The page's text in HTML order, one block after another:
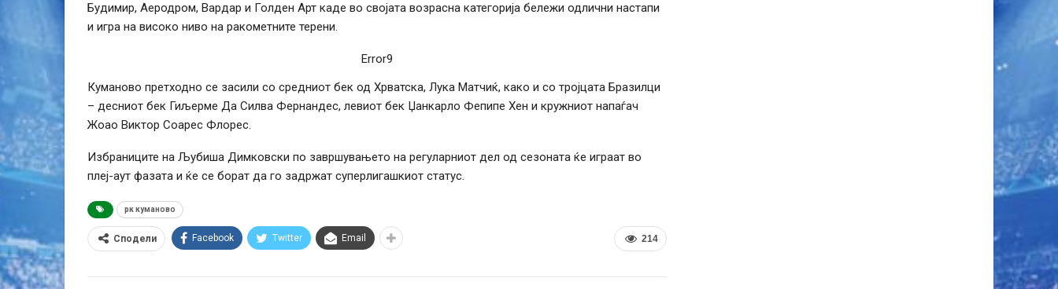
Будимир, Аеродром, Вардар и Голден Арт каде во својата возрасна категорија бележи одлични настапи
и игра на високо ниво на ракометните терени.
Error9
Куманово претходно се засили со средниот бек од Хрватска, Лука Матчиќ, како и со тројцата Бразилци
– десниот бек Гиљерме Да Силва Фернандес, левиот бек Џанкарло Фепипе Хен и кружниот напаѓач
Жоао Виктор Соарес Флорес.
Избраниците на Љубиша Димковски по завршувањето на регуларниот дел од сезоната ќе играат во
плеј-аут фазата и ќе се борат да го задржат суперлигашкиот статус.
рк куманово
214
Сподели Facebook Twitter Email